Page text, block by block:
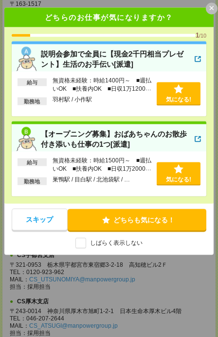
どちらのお仕事が気になりますか？
1/10
説明会参加で全員に【現金2千円相当プレゼ
ント】生活のお手伝い[派遣]
給与
無資格未経験：時給1400円～ ■週払
いOK ■扶養内OK ■日収1万1200円
以上
勤務地 羽村駅 / 小作駅 気になる!
【オープニング募集】おばあちゃんのお散歩
付き添いも仕事の1つ[派遣]
給与
無資格未経験：時給1500円～ ■週払
いOK ■扶養内OK ■日収1万2000円
以上
勤務地 巣鴨駅 / 目白駅 / 北池袋駅 / … 気になる!
スキップ どちらも気になる！
しばらく表示しない
×
〒163-1517
TEL：0120-659-458
MAIL：CS_SHINJUKU@manpowergroup.jp
担当：採用担当
CS立川支店
〒190-0012
東京都立川市曙町2-34-7 ファーレイーストビル 8F
TEL：0120-659-460
MAIL：CS_TACHIKAWA@manpowergroup.jp
担当：採用担当
CS横浜支店
神奈川県横浜市西区みなとみらい 2-2-1 横浜ランドマークタワー36F
TEL：0120-659-459
MAIL：CS_YOKOHAMA@manpowergroup.jp
担当：採用担当
〒330-0854 埼玉県さいたま市大宮区桜木町 1-10-16 シーノ大宮ノース
TEL：0120-769-355
担当：採用担当
〒370-0831 群馬県高崎市あら町167 高崎第一生命ビルディング11Ｆ
MAIL：CS_TAKASAKI@manpowergroup.jp
CS宇都宮支店
〒321-0953 栃木県宇都宮市東宿郷3-2-18 高知穂ビル2Ｆ
TEL：0120-923-962
MAIL： CS_UTSUNOMIYA@manpowergroup.jp
担当：採用担当
CS厚木支店
〒243-0014 神奈川県厚木市旭町1-2-1 日本生命本厚木ビル4階
TEL：046-207-2644
MAIL： CS_ATSUGI@manpowergroup.jp
担当：採用担当